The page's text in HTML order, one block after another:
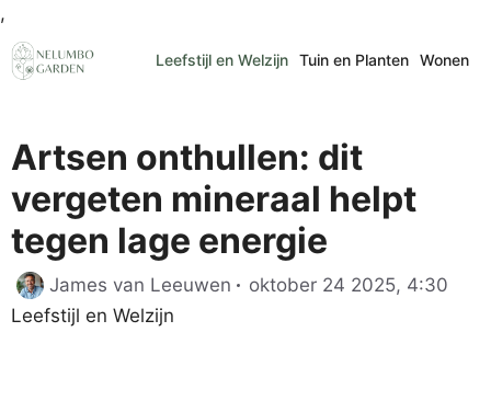
,
naar
de
Leefstijl en Welzijn Tuin en Planten Wonen
Artsen onthullen: dit
vergeten mineraal helpt
tegen lage energie
James van Leeuwen oktober 24 2025, 4:30
Leefstijl en Welzijn